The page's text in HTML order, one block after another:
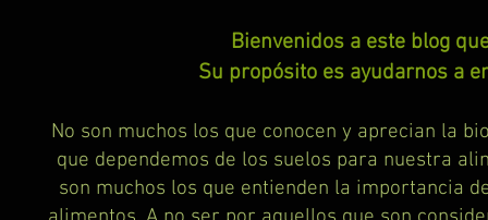
Bienvenidos a este blog
Su propósito es ayudarnos a
No son muchos los que conocen y aprecian la
que dependemos de los suelos para nuestra
son muchos los que entienden la importancia